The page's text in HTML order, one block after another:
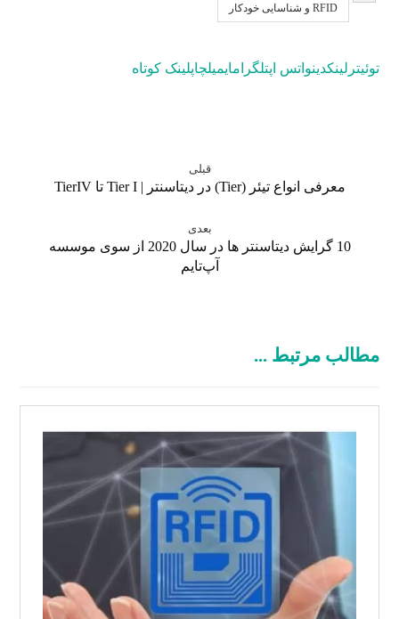
RFID و شناسایی خودکار
توئیتر لینکدینواتس اپتلگرامایمیلچاپلینک کوتاه
قبلی
معرفی انواع تیئر (Tier) در دیتاسنتر | Tier I تا TierIV
بعدی
10 گرایش دیتاسنتر ها در سال 2020 از سوی موسسه
آپ‌تایم
مطالب مرتبط ...